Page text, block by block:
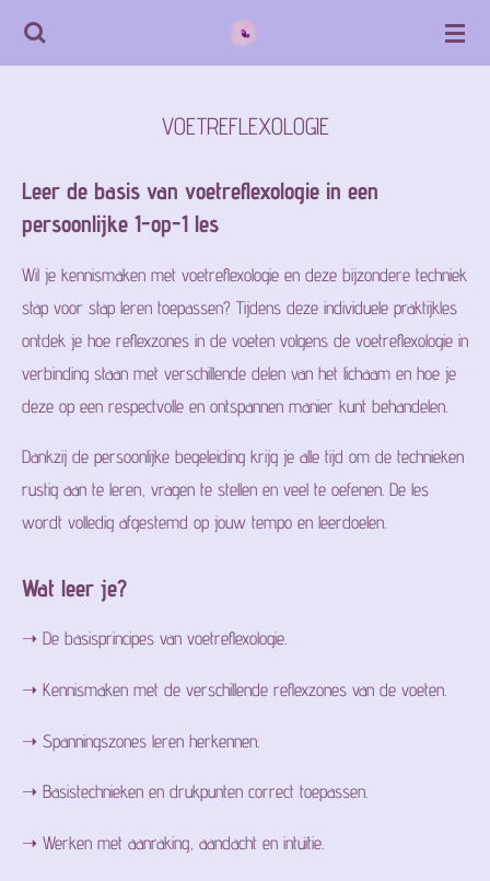
Ga
VOETREFLEXOLOGIE
Leer de basis van voetreflexologie in een
persoonlijke 1-op-1 les
Wil je kennismaken met voetreflexologie en deze bijzondere techniek
stap voor stap leren toepassen? Tijdens deze individuele praktijkles
ontdek je hoe reflexzones in de voeten volgens de voetreflexologie in
verbinding staan met verschillende delen van het lichaam en hoe je
deze op een respectvolle en ontspannen manier kunt behandelen.
Dankzij de persoonlijke begeleiding krijg je alle tijd om de technieken
rustig aan te leren, vragen te stellen en veel te oefenen. De les
wordt volledig afgestemd op jouw tempo en leerdoelen.
Wat leer je?
➝ De basisprincipes van voetreflexologie.
➝ Kennismaken met de verschillende reflexzones van de voeten.
➝ Spanningszones leren herkennen.
➝ Basistechnieken en drukpunten correct toepassen.
➝ Werken met aanraking, aandacht en intuïtie.